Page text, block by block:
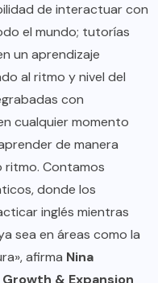
de interactuar con
el mundo; tutorías
un aprendizaje
al ritmo y nivel del
con
cualquier momento
de manera
ritmo. Contamos
donde los
inglés mientras
sea en áreas como la
afirma Nina
& Expansion